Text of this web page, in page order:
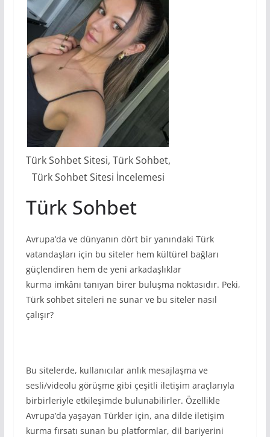
Türk Sohbet Sitesi, Türk Sohbet,
Türk Sohbet Sitesi İncelemesi
Türk Sohbet
Avrupa’da ve dünyanın dört bir yanındaki Türk
vatandaşları için bu siteler hem kültürel bağları
güçlendiren hem de yeni arkadaşlıklar
kurma imkânı tanıyan birer buluşma noktasıdır. Peki,
Türk sohbet siteleri ne sunar ve bu siteler nasıl
çalışır?
Bu sitelerde, kullanıcılar anlık mesajlaşma ve
sesli/videolu görüşme gibi çeşitli iletişim araçlarıyla
birbirleriyle etkileşimde bulunabilirler. Özellikle
Avrupa’da yaşayan Türkler için, ana dilde iletişim
kurma fırsatı sunan bu platformlar, dil bariyerini